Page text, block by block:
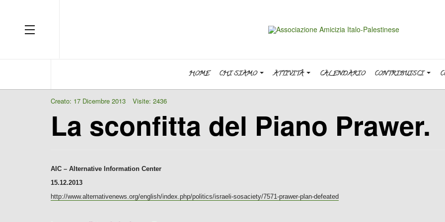
OFF CANVAS
HOME CHI SIAMO ATTIVITÀ CALENDARIO CONTRIBUISCI
Creato: 17 Dicembre 2013 Visite: 2436
La sconfitta del Piano Prawer.
AIC – Alternative Information Center
15.12.2013
http://www.alternativenews.org/english/index.php/politics/israeli-sosaciety/7571-prawer-plan-defeated